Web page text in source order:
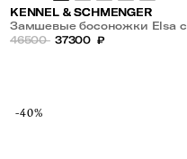
KENNEL & SCHMENGER
Замшевые босоножки Elsa с
открытым носом
46500 37300 ₽
-40%